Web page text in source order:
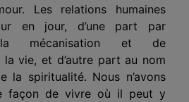
Les relations humaines
en jour, d’une part par
mécanisation et de
la vie, et d’autre part au nom
la spiritualité. Nous n’avons
façon de vivre où il peut y